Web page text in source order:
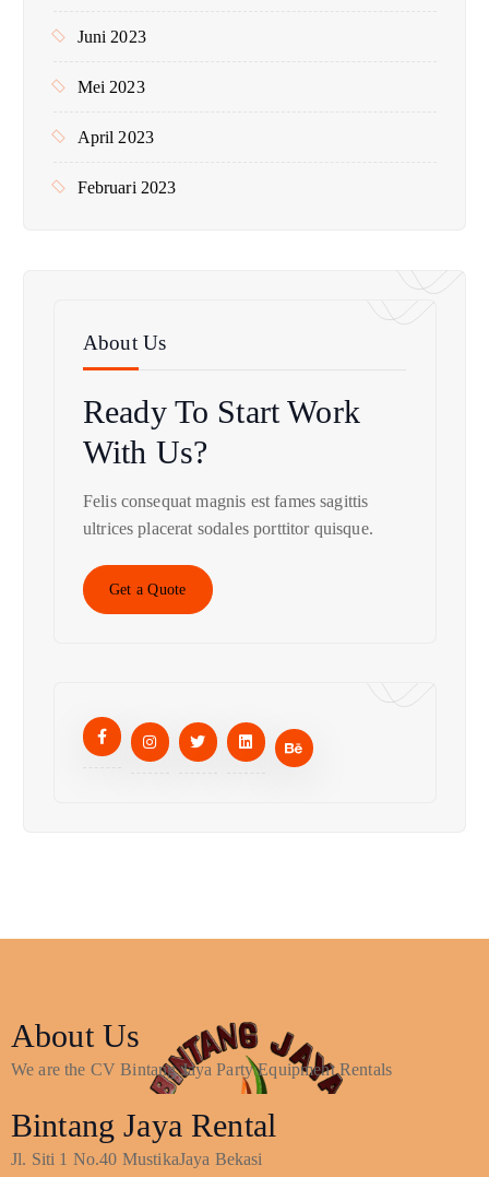
Juni 2023
Mei 2023
April 2023
Februari 2023
About Us
Ready To StartWork
With Us?
Felis consequat magnis est fames sagittis
ultrices placerat sodales porttitor quisque.
Get a Quote
About Us
We are the CV Bintang Jaya Party Equipment Rentals
Bintang Jaya Rental
Jl. Siti 1 No.40 MustikaJaya Bekasi